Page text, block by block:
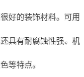
好的装饰材料。可用
具有耐腐蚀性强、机
等特点。